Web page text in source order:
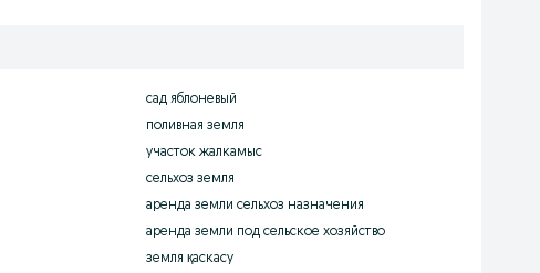
сад яблоневый
поливная земля
участок жалкамыс
сельхоз земля
аренда земли сельхоз назначения
аренда земли под сельское хозяйство
земля қаскасу